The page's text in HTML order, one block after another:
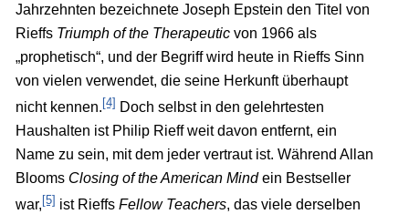
Jahrzehnten bezeichnete Joseph Epstein den Titel von
Rieffs Triumph of the Therapeuticvon 1966 als
„prophetisch“, und der Begriff wird heute in Rieffs Sinn
von vielen verwendet, die seine Herkunft überhaupt
nicht kennen.[4] Doch selbst in den gelehrtesten
Haushalten ist Philip Rieff weit davon entfernt, ein
Name zu sein, mit dem jeder vertraut ist. Während Allan
Blooms Closing of the American Mindein Bestseller
war, [5] ist Rieffs Fellow Teachers, das viele derselben